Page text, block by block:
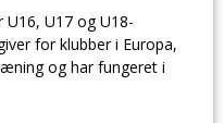
U17 og U18-
for klubber i Europa,
og har fungeret i